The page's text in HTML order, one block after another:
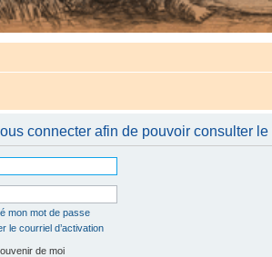
connecter afin de pouvoir consulter
mon mot de passe
le courriel d’activation
de moi